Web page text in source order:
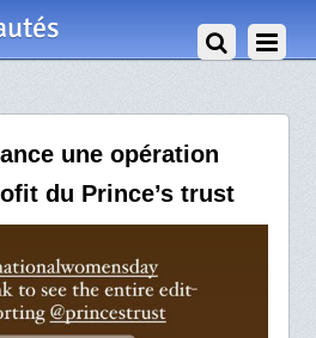
une opération
du Prince’s trust